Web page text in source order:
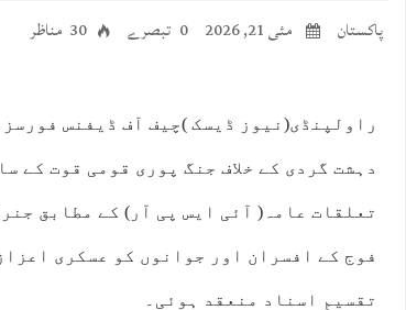
پاکستان مئی 21, 2026 0 تبصرے 30 مناظر
راولپنڈی(نیوز ڈیسک )چیف آف ڈیفنس
دہشت گردی کے خلاف جنگ پوری قومی قوت کے
تعلقات عامہ( آئی ایس پی آر) کے مطابق
فوج کے افسران اور جوانوں کو عسکری
تقسیمِ اسناد منعقد ہوئی۔